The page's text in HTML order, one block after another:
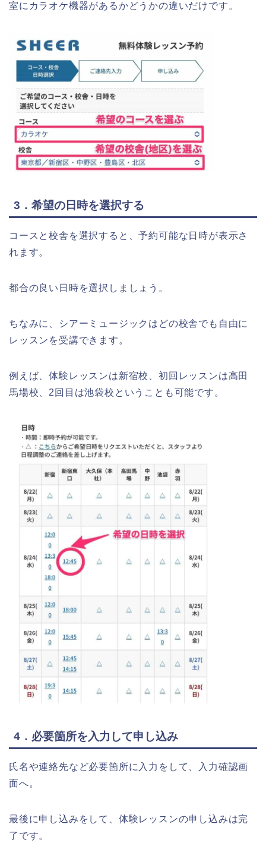
室にカラオケ機器があるかどうかの違いだけです。
3．希望の日時を選択する
コースと校舎を選択すると、予約可能な日時が表示さ
れます。
都合の良い日時を選択しましょう。
ちなみに、シアーミュージックはどの校舎でも自由に
レッスンを受講できます。
例えば、体験レッスンは新宿校、初回レッスンは高田
馬場校、2回目は池袋校ということも可能です。
4．必要箇所を入力して申し込み
氏名や連絡先など必要箇所に入力をして、入力確認画
面へ。
最後に申し込みをして、体験レッスンの申し込みは完
了です。